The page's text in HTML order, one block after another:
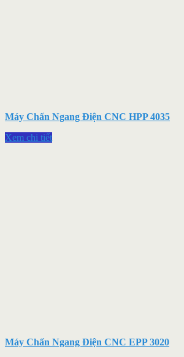
Máy Chấn Ngang Điện CNC HPP 4035
Xem chi tiết
Máy Chấn Ngang Điện CNC EPP 3020